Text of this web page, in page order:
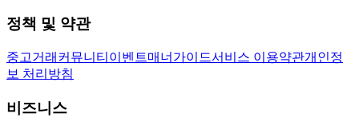
정책 및 약관
중고거래 커뮤니티 이벤트매너가이드서비스 이용약관개인정
보 처리방침
비즈니스